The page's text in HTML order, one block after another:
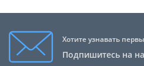
Хотите узнавать
Подпишитесь на